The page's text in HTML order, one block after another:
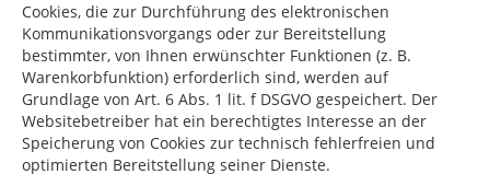
Cookies, die zur Durchführung des elektronischen
Kommunikationsvorgangs oder zur Bereitstellung
bestimmter, von Ihnen erwünschter Funktionen (z. B.
Warenkorbfunktion) erforderlich sind, werden auf
Grundlage von Art. 6 Abs. 1 lit. f DSGVO gespeichert. Der
Websitebetreiber hat ein berechtigtes Interesse an der
Speicherung von Cookies zur technisch fehlerfreien und
optimierten Bereitstellung seiner Dienste.